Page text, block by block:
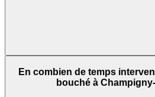
En combien de temps
bouché à